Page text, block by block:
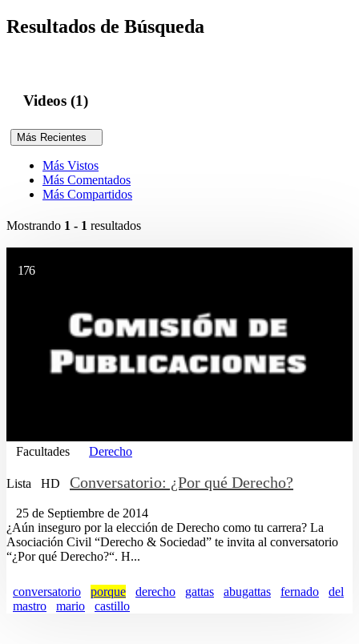
Resultados de Búsqueda
Videos (1)
Más Recientes
Más Vistos
Más Comentados
Más Compartidos
Mostrando 1 - 1 resultados
176
Facultades Derecho
Lista HD Conversatorio: ¿Por qué Derecho?
25 de Septiembre de 2014
¿Aún inseguro por la elección de Derecho como tu carrera? La
Asociación Civil “Derecho & Sociedad” te invita al conversatorio
“¿Por qué Derecho?“. H...
conversatorio porque derecho gattas abugattas fernado
del
mastro
mario castillo